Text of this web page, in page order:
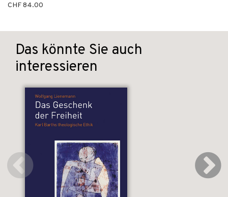
CHF 84.00
Das könnte Sie auch
interessieren